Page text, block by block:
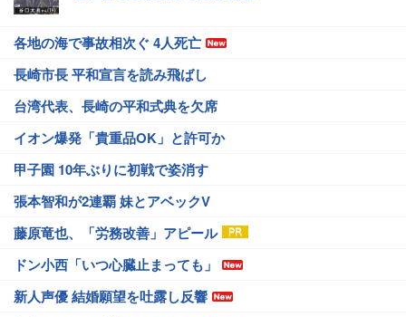
各地の海で事故相次ぐ 4人死亡
長崎市長 平和宣言を読み飛ばし
台湾代表、長崎の平和式典を欠席
イオン爆発「貴重品OK」と許可か
甲子園 10年ぶりに初戦で姿消す
張本智和が2連覇 妹とアベックV
藤原竜也、「労務改善」アピール
ドン小西「いつ心臓止まっても」
新人声優 結婚願望を吐露し反響